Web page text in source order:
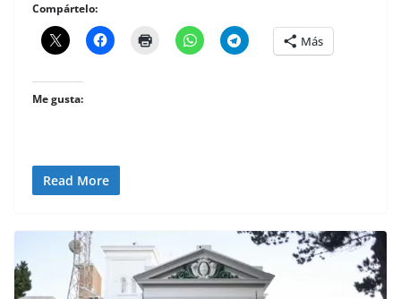
Compártelo:
Más
Me gusta:
Read More